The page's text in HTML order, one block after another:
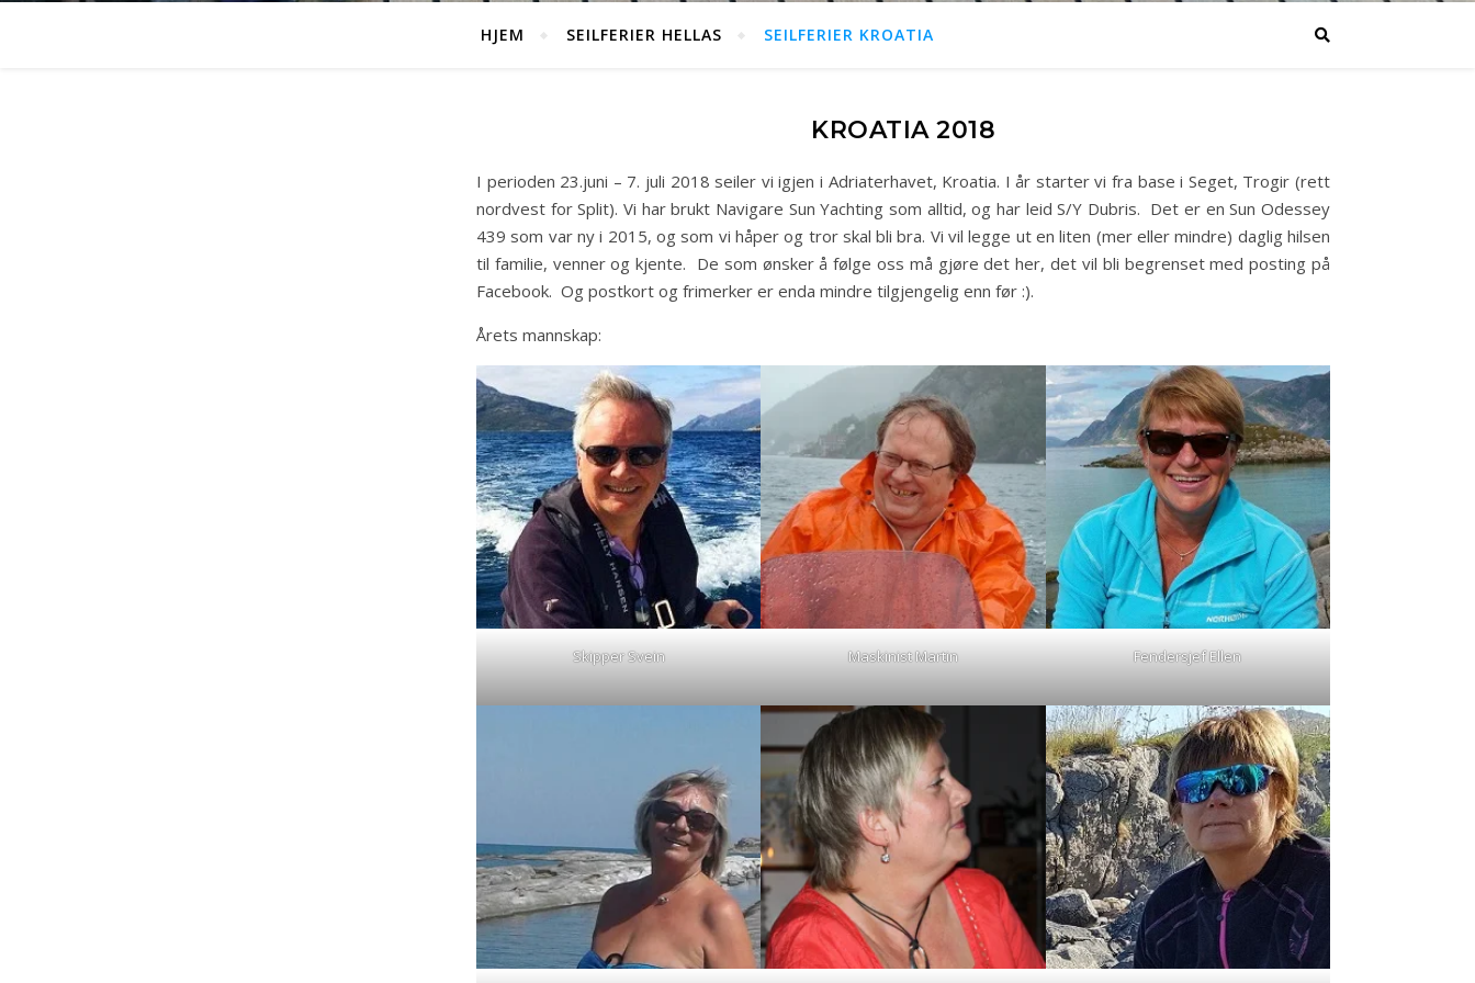
HJEM SEILFERIER HELLAS SEILFERIER KROATIA
KROATIA 2018
I perioden 23.juni – 7. juli 2018 seiler vi igjen i Adriaterhavet, Kroatia. I år starter vi fra base i Seget, Trogir (rett
nordvest for Split). Vi har brukt Navigare Sun Yachting som alltid, og har leid S/Y Dubris. Det er en Sun Odessey
439 som var ny i 2015, og som vi håper og tror skal bli bra. Vi vil legge ut en liten (mer eller mindre) daglig hilsen
til familie, venner og kjente. De som ønsker å følge oss må gjøre det her, det vil bli begrenset med posting på
Facebook. Og postkort og frimerker er enda mindre tilgjengelig enn før :).
Årets mannskap:
Skipper Svein Maskinist Martin Fendersjef Ellen